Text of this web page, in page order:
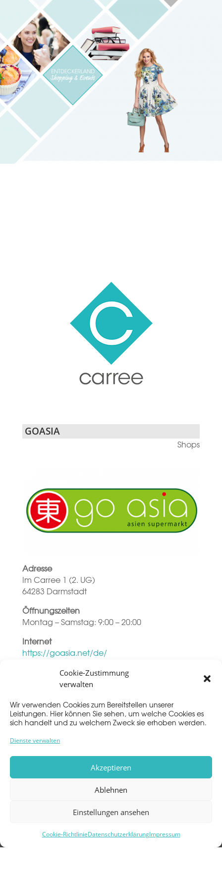
Cookie-Zustimmung
verwalten
Wir verwenden Cookies zum Bereitstellen unserer
Leistungen. Hier können Sie sehen, um welche Cookies es
sich handelt und zu welchem Zweck sie erhoben werden.
Dienste verwalten
Akzeptieren
Ablehnen
Einstellungen ansehen
Cookie-RichtlinieDatenschutzerklärungImpressum
GOASIA
Shops
Adresse
Im Carree 1 (2. UG)
64283 Darmstadt
Öffnungszeiten
Montag – Samstag: 9:00 – 20:00
Internet
https://goasia.net/de/
64283 Darmstadt